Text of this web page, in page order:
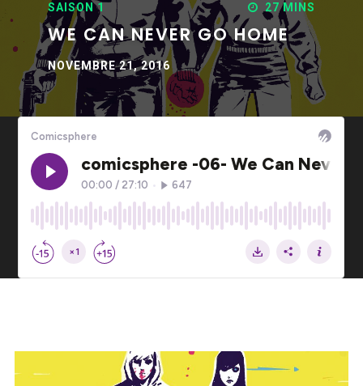
SAISON 1 27 MINS
WE CAN NEVER GO HOME
NOVEMBRE 21, 2016